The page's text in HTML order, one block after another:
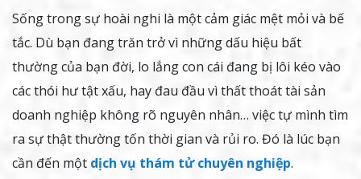
Sống trong sự hoài nghi là một cảm giác mệt mỏi và bế
tắc. Dù bạn đang trăn trở vì những dấu hiệu bất
thường của bạn đời, lo lắng con cái đang bị lôi kéo vào
các thói hư tật xấu, hay đau đầu vì thất thoát tài sản
doanh nghiệp không rõ nguyên nhân… việc tự mình tìm
ra sự thật thường tốn thời gian và rủi ro. Đó là lúc bạn
cần đến một dịch vụ thám tử chuyên nghiệp.